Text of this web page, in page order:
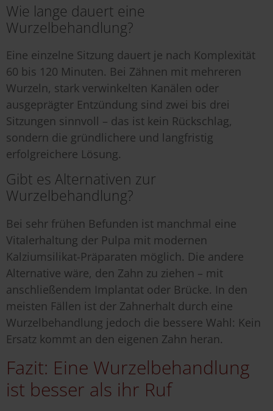
Wie lange dauert eine
Wurzelbehandlung?
Eine einzelne Sitzung dauert je nach Komplexität
60 bis 120 Minuten. Bei Zähnen mit mehreren
Wurzeln, stark verwinkelten Kanälen oder
ausgeprägter Entzündung sind zwei bis drei
Sitzungen sinnvoll – das ist kein Rückschlag,
sondern die gründlichere und langfristig
erfolgreichere Lösung.
Gibt es Alternativen zur
Wurzelbehandlung?
Bei sehr frühen Befunden ist manchmal eine
Vitalerhaltung der Pulpa mit modernen
Kalziumsilikat-Präparaten möglich. Die andere
Alternative wäre, den Zahn zu ziehen – mit
anschließendem Implantat oder Brücke. In den
meisten Fällen ist der Zahnerhalt durch eine
Wurzelbehandlung jedoch die bessere Wahl: Kein
Ersatz kommt an den eigenen Zahn heran.
Fazit: Eine Wurzelbehandlung
ist besser als ihr Ruf